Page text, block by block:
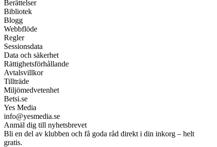
Berättelser
Bibliotek
Blogg
Webbflöde
Regler
Sessionsdata
Data och säkerhet
Rättighetsförhållande
Avtalsvillkor
Tillträde
Miljömedvetenhet
Betsi.se
Yes Media
info@yesmedia.se
Anmäl dig till nyhetsbrevet
Bli en del av klubben och få goda råd direkt i din inkorg – helt
gratis.